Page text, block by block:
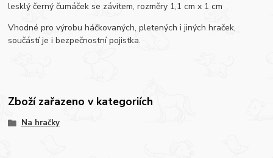
lesklý černý čumáček se závitem, rozměry 1,1 cm x 1 cm
Vhodné pro výrobu háčkovaných, pletených i jiných hraček,
součástí je i bezpečnostní pojistka.
Zboží zařazeno v kategoriích
Na hračky